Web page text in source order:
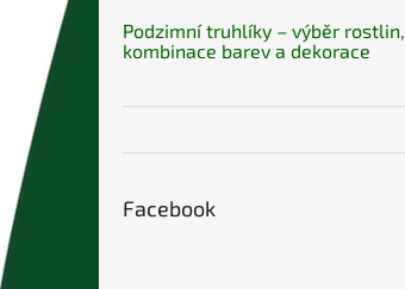
Podzimní truhlíky – výběr rostlin,
kombinace barev a dekorace
Facebook